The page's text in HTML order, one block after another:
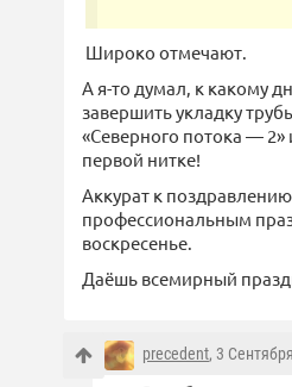
Широко отмечают.
А я-то думал, к какому
завершить укладку
«Северного потока — 2»
первой нитке!
Аккурат к
профессиональным
воскресенье.
Даёшь всемирный
precedent, 3